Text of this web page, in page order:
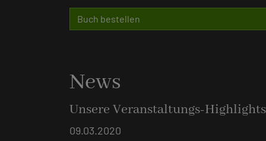
Buch bestellen
News
Unsere Veranstaltungs-
09.03.2020